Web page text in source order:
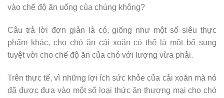
vào chế độ ăn uống của chúng không?
Câu trả lời đơn giản là có, giống như một số siêu thực
phẩm khác, cho chó ăn cải xoăn có thể là một bổ sung
tuyệt vời cho chế độ ăn của chó với lượng vừa phải.
Trên thực tế, vì những lợi ích sức khỏe của cải xoăn mà nó
đã được đưa vào một số loại thức ăn thương mại cho chó